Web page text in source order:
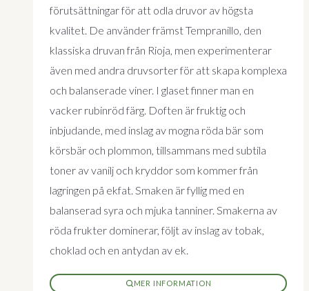
förutsättningar för att odla druvor av högsta
kvalitet. De använder främst Tempranillo, den
klassiska druvan från Rioja, men experimenterar
även med andra druvsorter för att skapa komplexa
och balanserade viner. I glaset finner man en
vacker rubinröd färg. Doften är fruktig och
inbjudande, med inslag av mogna röda bär som
körsbär och plommon, tillsammans med subtila
toner av vanilj och kryddor som kommer från
lagringen på ekfat. Smaken är fyllig med en
balanserad syra och mjuka tanniner. Smakerna av
röda frukter dominerar, följt av inslag av tobak,
choklad och en antydan av ek.
MER INFORMATION